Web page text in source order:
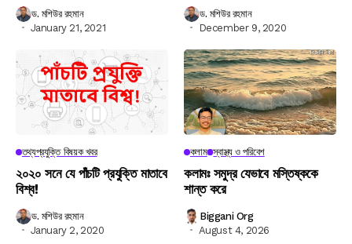
ড. মশিউর রহমান
January 21, 2021
ড. মশিউর রহমান
December 9, 2020
তথ্যপ্রযুক্তি বিষয়ক খবর
২০২০ সনে যে পাঁচটি প্রযুক্তি মাতাবে
বিশ্ব!
ড. মশিউর রহমান
January 2, 2020
কলাম স্বাস্থ্য ও পরিবেশ
কলামঃ সমুদ্র যেভাবে মস্তিষ্ককে
শান্ত করে
Biggani Org
August 4, 2026